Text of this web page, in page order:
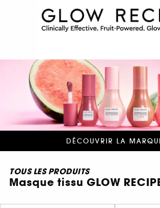
DÉCOUVRIR LA
TOUS LES PRODUITS
Masque tissu GLOW